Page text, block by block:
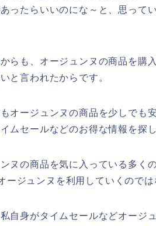
ったらいいのにな～と、思って
らも、オージュンヌの商品を購
と言われたからです。
オージュンヌの商品を少しでも
ムセールなどのお得な情報を探
ヌの商品を気に入っている多く
ージュンヌを利用していくのでは
自身がタイムセールなどオージ